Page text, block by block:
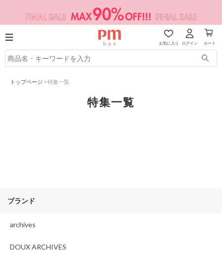
お気に入り ログイン カート
トップページ >特集一覧
特集一覧
ブランド
archives
DOUX ARCHIVES